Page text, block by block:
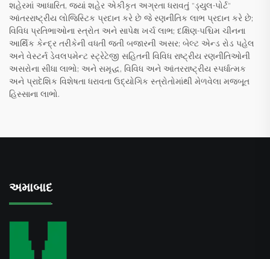
શહેરમાં આધારિત, જ્યાં શહેર એકીકૃત અગ્રતા ધરાવતું "ડ્યુલ-પોર્ટ"
આંતરરાષ્ટ્રીય લોજિસ્ટિક પ્રદાન કરે છે જે રણનીતિક લાભ પ્રદાન કરે છે;
વિવિધ પ્રતિભાઓના સ્ત્રોત અને સાપેક્ષ ખર્ચ લાભ; દક્ષિણ-પશ્ચિમ ચીનના
આર્થિક કેન્દ્ર તરીકેની વધતી જતી બજારની અસર; બેલ્ટ એન્ડ રોડ પહેલ
અને વેસ્ટર્ન ડેવલપમેન્ટ સ્ટ્રેટેજી સહિતની વિવિધ રાષ્ટ્રીય રણનીતિઓની
અસરોના સીધા લાભો; અને સમૃદ્ધ, વિવિધ અને આંતરરાષ્ટ્રીય સ્પર્ધાત્મક
અને પ્રાદેશિક વિશેષતા ધરાવતા ઉદ્યોગિક સ્ત્રોતોમાંથી મેળવેલા મજબૂત
હિસ્સાના લાભો.
અમાબાદ